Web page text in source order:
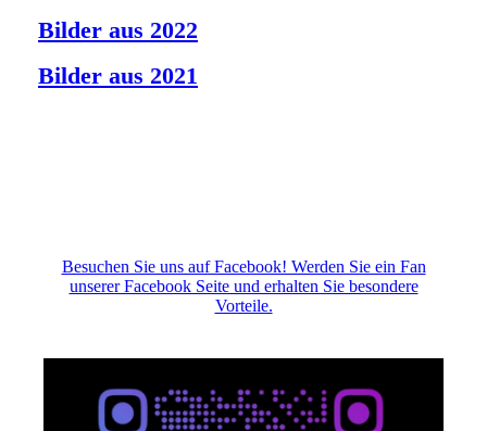
Bilder aus 2022
Bilder aus 2021
Besuchen Sie uns auf Facebook! Werden Sie ein Fan
unserer Facebook Seite und erhalten Sie besondere
Vorteile.